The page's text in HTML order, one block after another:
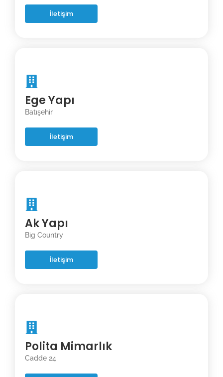
İletişim
Ege Yapı
Batışehir
İletişim
Ak Yapı
Big Country
İletişim
Polita Mimarlık
Cadde 24